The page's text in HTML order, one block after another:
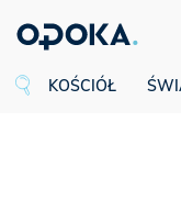
KOŚCIÓŁ